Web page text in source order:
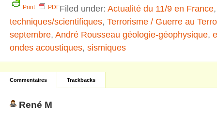
Print PDFFiled under: Actualité du 11/9 en France
techniques/scientifiques, Terrorisme / Guerre au
septembre, André Rousseau géologie-géophysique,
ondes acoustiques, sismiques
Commentaires Trackbacks
René M